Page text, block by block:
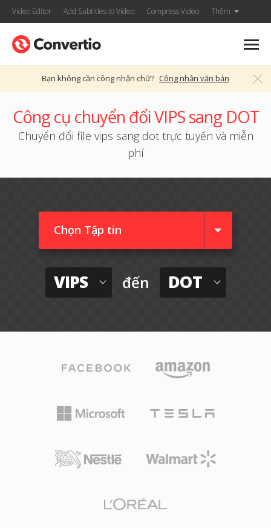
Video Editor Add Subtitles to Video Compress Video Thêm
Bạn không cần công nhận chữ? Công nhận văn bản
Công cụ chuyển đổi VIPS sang DOT
Chuyển đổi file vips sang dot trực tuyến và miễn
phí
Chọn Tập tin
VIPS đến DOT